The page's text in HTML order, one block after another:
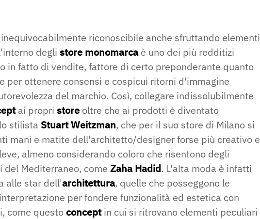
riconoscibile anche sfruttando elementi
degli store monomarcaè uno dei più redditizi
in fatto di vendite, fattore di certo preponderante quanto
per ottenere consensi e cospicui ritorni d'immagine
del marchio. Così, collegare indissolubilmente
ai propri store oltre che ai prodotti è diventato
stilista Stuart Weitzman, che per il suo store di Milano si
mani e matite dell'architetto/designer forse più creativo e
almeno considerando coloro che risentono degli
del Mediterraneo, come Zaha Hadid. L'alta moda è infatti
alle star dell'architettura, quelle che posseggono le
per fondere funzionalità ed estetica con
come questoconceptin cui si ritrovano elementi peculiari